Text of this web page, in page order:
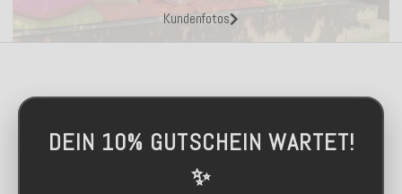
Kundenfotos
DEIN 10% GUTSCHEIN WARTET!
✨